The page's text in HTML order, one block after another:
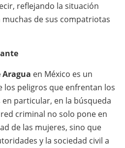
reflejando la situación
de sus compatriotas
Aragua en México es un
peligros que enfrentan los
particular, en la búsqueda
criminal no solo pone en
de las mujeres, sino que
y la sociedad civil a